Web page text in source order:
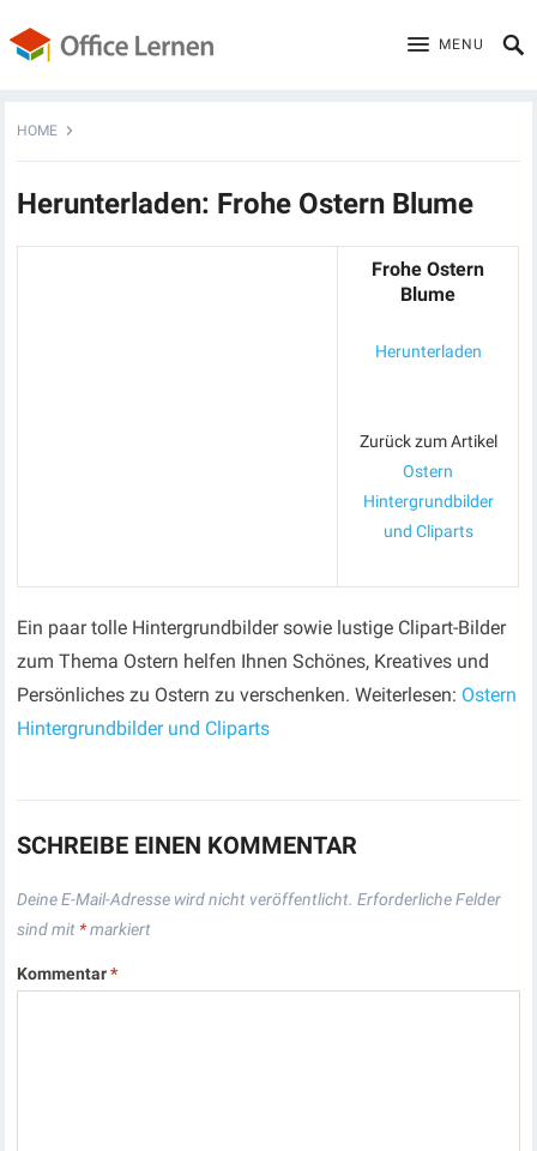
MENU
HOME
Herunterladen: Frohe Ostern Blume
Frohe Ostern
Blume
Herunterladen
Zurück zum Artikel
Ostern
Hintergrundbilder
und Cliparts
Ein paar tolle Hintergrundbilder sowie lustige Clipart-Bilder
zum Thema Ostern helfen Ihnen Schönes, Kreatives und
Persönliches zu Ostern zu verschenken. Weiterlesen: Ostern
Hintergrundbilder und Cliparts
SCHREIBE EINEN KOMMENTAR
Deine E-Mail-Adresse wird nicht veröffentlicht. Erforderliche Felder
sind mit *markiert
Kommentar*